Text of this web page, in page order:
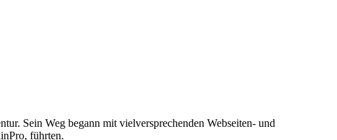
Sein Weg begann mit vielversprechenden Webseiten- und
führten.